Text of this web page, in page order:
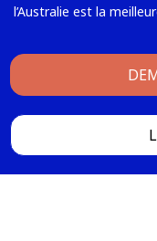
l’Australie est la